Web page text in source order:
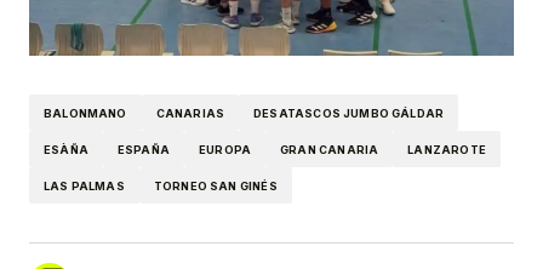
BALONMANO CANARIAS DESATASCOS JUMBO GÁLDAR
ESÀÑA ESPAÑA EUROPA GRAN CANARIA LANZAROTE
LAS PALMAS TORNEO SAN GINÉS